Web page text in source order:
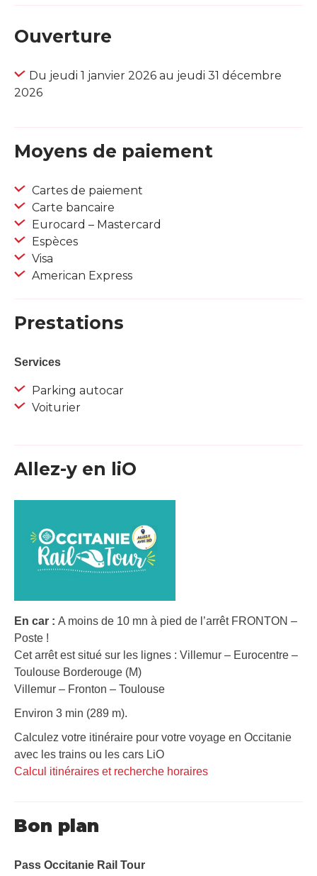
Ouverture
Du jeudi 1 janvier 2026 au jeudi 31 décembre
2026
Moyens de paiement
Cartes de paiement
Carte bancaire
Eurocard – Mastercard
Espèces
Visa
American Express
Prestations
Services
Parking autocar
Voiturier
Allez-y en liO
En car : A moins de 10 mn à pied de l’arrêt FRONTON –
Poste !
Cet arrêt est situé sur les lignes : Villemur – Eurocentre –
Toulouse Borderouge (M)
Villemur – Fronton – Toulouse
Environ 3 min (289 m).
Calculez votre itinéraire pour votre voyage en Occitanie
avec les trains ou les cars LiO
Calcul itinéraires et recherche horaires
Bon plan
Pass Occitanie Rail Tour​